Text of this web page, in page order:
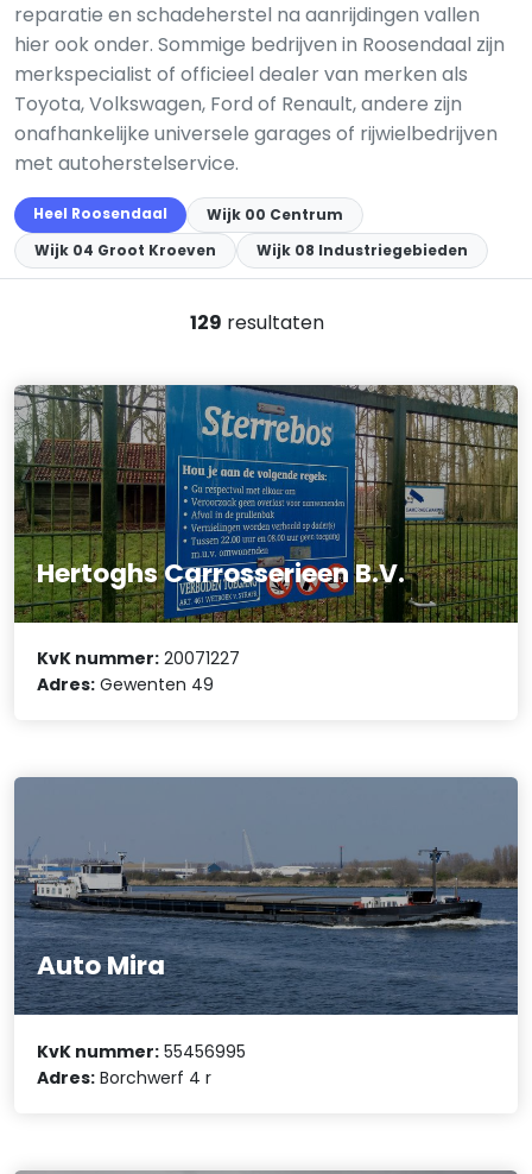
reparatie en schadeherstel na aanrijdingen vallen
hier ook onder. Sommige bedrijven in Roosendaal zijn
merkspecialist of officieel dealer van merken als
Toyota, Volkswagen, Ford of Renault, andere zijn
onafhankelijke universele garages of rijwielbedrijven
met autoherstelservice.
Heel Roosendaal
Wijk 00 Centrum
Wijk 04 Groot Kroeven
Wijk 08 Industriegebieden
129 resultaten
Hertoghs Carrosserieen B.V.
KvK nummer: 20071227
Adres: Gewenten 49
Auto Mira
KvK nummer: 55456995
Adres: Borchwerf 4 r